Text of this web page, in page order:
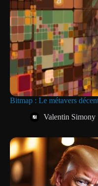
Bitmap : Le métavers
Valentin Simony